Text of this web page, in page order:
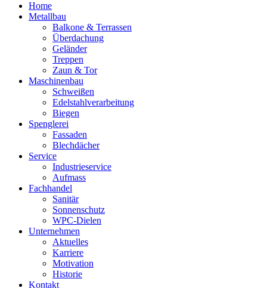
Home
Metallbau
Balkone & Terrassen
Überdachung
Geländer
Treppen
Zaun & Tor
Maschinenbau
Schweißen
Edelstahlverarbeitung
Biegen
Spenglerei
Fassaden
Blechdächer
Service
Industrieservice
Aufmass
Fachhandel
Sanitär
Sonnenschutz
WPC-Dielen
Unternehmen
Aktuelles
Karriere
Motivation
Historie
Kontakt